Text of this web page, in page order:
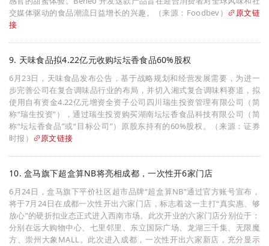
交媒体驱动的食品潮流日益增长的兴趣。（来源：Foodbev）
原文链
接
9. 天味食品拟4.22亿元收购坛坛香食品60%股权
6月23日，天味食品发布公告，基于战略规划和经营发展需要，为进一
步完善公司在复合调味品行业的布局，并切入湘式复合调味料赛道，拟
使用自有资金4.22亿元增资全资子公司四川瑞生投资管理有限公司（简
称“瑞生投资”），通过瑞生投资购买湖南坛坛香食品科技有限公司（简
称“坛坛香食品”或“目标公司”）原股东持有的60%股权。（来源：证券
时报）
原文链接
10. 盒马旗下超盒算NB将亮相成都，一次性开6家门店
6月24日，盒马旗下平价社区超市品牌“超盒算NB”通过官方账号宣布，
将于7月24日在成都一次性开出六家门店，标志着这一主打“真实惠、够
放心”的硬折扣业态正式进入西南市场。此次开业的六家门店分别位于：
分别在远大购物中心、七里邻里、东立国际广场、龙湖三千集、无限魔
方、崇州大象MALL。此次进入成都，一次性开出六家新店，充分显示